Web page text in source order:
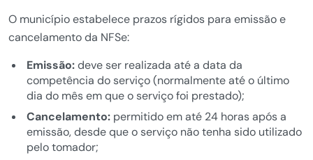
O município estabelece prazos rígidos para emissão e
cancelamento da NFSe:
Emissão:deve ser realizada até a data da
competência do serviço (normalmente até o último
dia do mês em que o serviço foi prestado);
Cancelamento:permitido em até 24 horas após a
emissão, desde que o serviço não tenha sido utilizado
pelo tomador;